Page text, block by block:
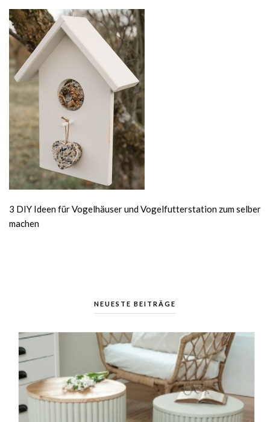
3 DIY Ideen für Vogelhäuser und Vogelfutterstation zum selber
machen
NEUESTE BEITRÄGE